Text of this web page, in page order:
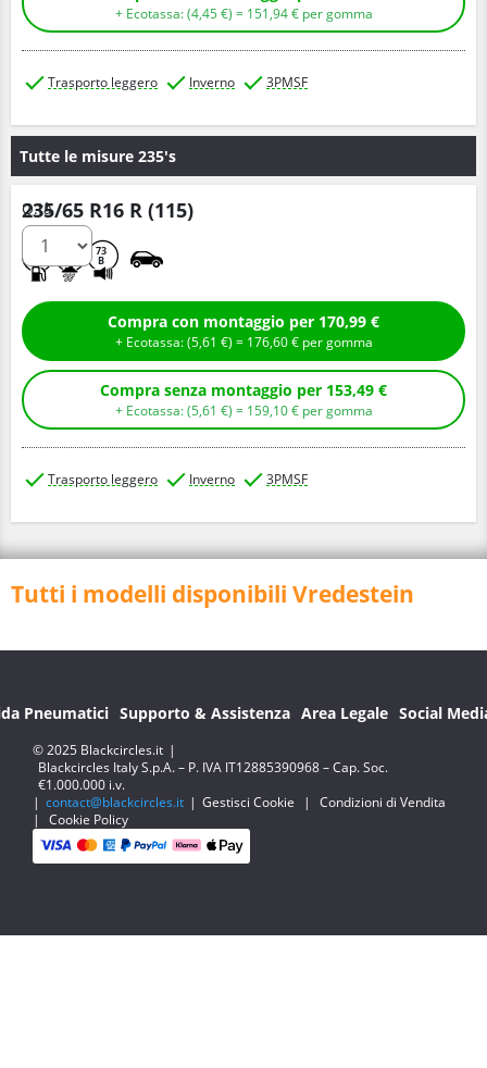
+ Ecotassa: (4,45€ ) = 151,94€ per gomma
Trasporto leggero Inverno 3PMSF
Tutte le misure 235's
235/65 R16 R (115)
73
B
Q.tà
Compra con montaggio per 170,99 €
+ Ecotassa: (5,61 € ) = 176,60€ per gomma
Compra senza montaggio per 153,49 €
+ Ecotassa: (5,61 € ) = 159,10€ per gomma
Trasporto leggero Inverno 3PMSF
Tutti i modelli disponibili Vredestein
Pneumatici Supporto & Assistenza Area Legale Social
© 2025 Blackcircles.it |
Blackcircles Italy S.p.A. – P. IVA IT12885390968 – Cap. Soc.
€1.000.000 i.v.
| contact@blackcircles.it | Gestisci Cookie |
Condizioni di Vendita
|
Cookie Policy